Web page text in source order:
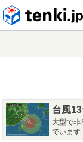
台風
大型で非
でいます